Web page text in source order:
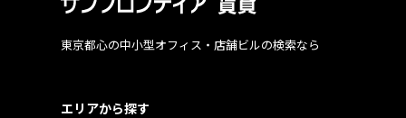
東京都心の中小型オフィス・店舗ビルの検索なら
エリアから探す